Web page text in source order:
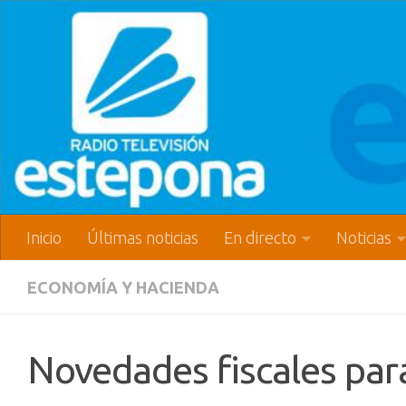
Inicio Últimas noticias En directo Noticias
ECONOMÍA Y HACIENDA
Novedades fiscales